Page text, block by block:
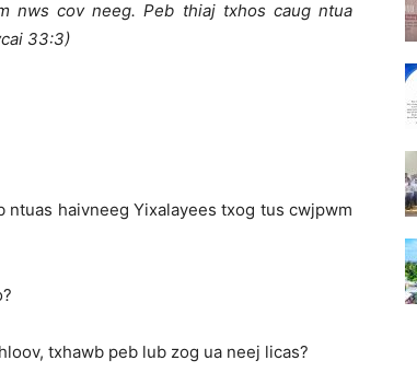
giảm
nws cov neeg. Peb thiaj txhos caug ntua
33:3)
haivneeg Yixalayees txog tus cwjpwm
txhawb peb lub zog ua neej licas?